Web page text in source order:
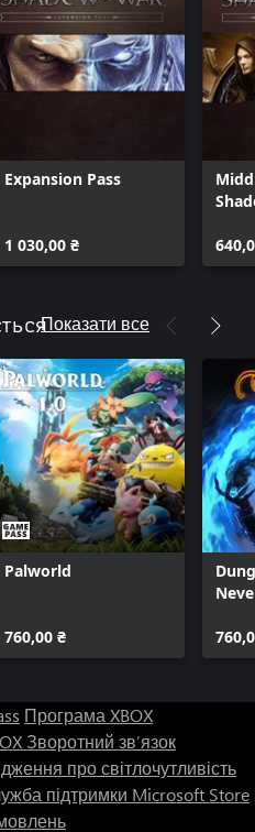
Expansion Pass
1 030,00 ₴
Показати все
Palworld
760,00 ₴
Програма XBOX
Зворотний зв’язок
про світлочутливість
підтримки Microsoft Store